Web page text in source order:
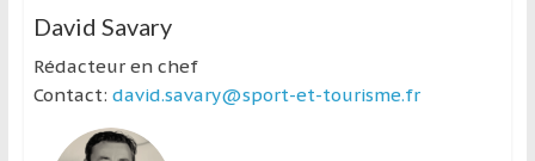
David Savary
Rédacteur en chef
Contact: david.savary@sport-et-tourisme.fr